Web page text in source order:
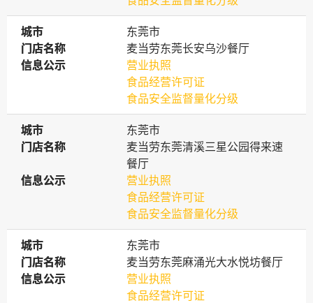
城市
城市
东莞市
门店名称
门店名称
麦当劳东莞长安乌沙餐厅
信息公示
信息公示
营业执照
食品经营许可证
食品安全监督量化分级
城市
城市
东莞市
门店名称
门店名称
麦当劳东莞清溪三星公园得来速
餐厅
信息公示
信息公示
营业执照
食品经营许可证
食品安全监督量化分级
城市
城市
东莞市
门店名称
门店名称
麦当劳东莞麻涌光大水悦坊餐厅
信息公示
信息公示
营业执照
食品经营许可证